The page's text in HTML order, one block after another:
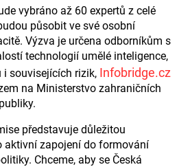
vybráno až 60 expertů z celé
působit ve své osobní
Výzva je určena odborníkům s
technologií umělé inteligence,
i souvisejících rizik, Infobridge.cz
na Ministerstvo zahraničních
představuje důležitou
aktivní zapojení do formování
Chceme, aby se Česká